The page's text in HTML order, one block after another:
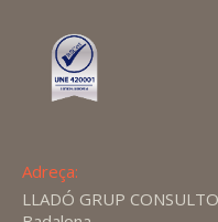
Adreça:
LLADÓ GRUP